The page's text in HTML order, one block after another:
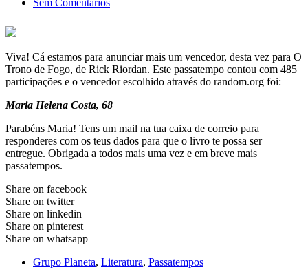
Sem Comentários
Viva! Cá estamos para anunciar mais um vencedor, desta vez para O
Trono de Fogo, de Rick Riordan. Este passatempo contou com 485
participações e o vencedor escolhido através do random.org foi:
Maria Helena Costa, 68
Parabéns Maria! Tens um mail na tua caixa de correio para
responderes com os teus dados para que o livro te possa ser
entregue. Obrigada a todos mais uma vez e em breve mais
passatempos.
Share on facebook
Share on twitter
Share on linkedin
Share on pinterest
Share on whatsapp
Grupo Planeta, Literatura, Passatempos